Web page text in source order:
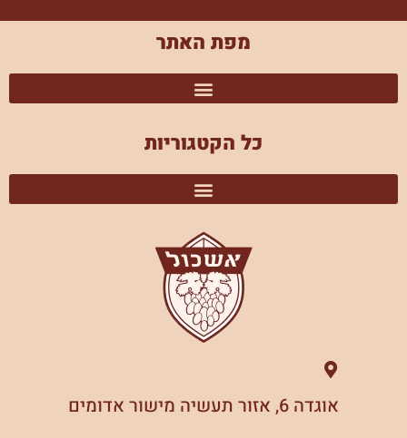
מפת האתר
כל הקטגוריות
אוגדה 6, אזור תעשיה מישור אדומים